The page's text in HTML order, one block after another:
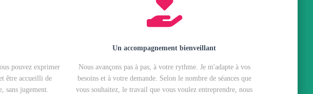
pouvez exprimer
être accueilli de
sans jugement.
Un accompagnement bienveillant
Nous avançons pas à pas, à votre rythme. Je m'adapte à vos
besoins et à votre demande. Selon le nombre de séances que
vous souhaitez, le travail que vous voulez entreprendre, nous